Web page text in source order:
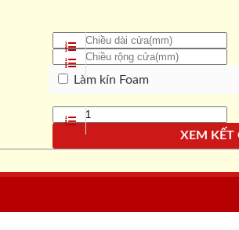
Làm kín Foam
XEM KẾT